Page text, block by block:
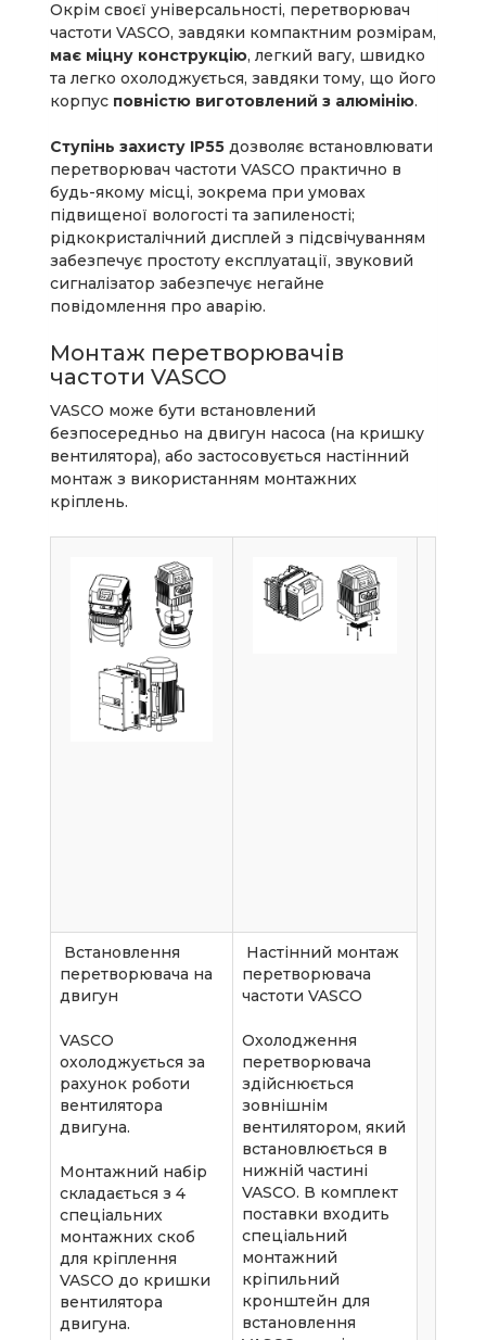
Окрім своєї універсальності, перетворювач
частоти VASCO, завдяки компактним розмірам,
має міцну конструкцію, легкий вагу, швидко
та легко охолоджується, завдяки тому, що його
корпус повністю виготовлений з алюмінію.
Ступінь захисту IP55 дозволяє встановлювати
перетворювач частоти VASCO практично в
будь-якому місці, зокрема при умовах
підвищеної вологості та запиленості;
рідкокристалічний дисплей з підсвічуванням
забезпечує простоту експлуатації, звуковий
сигналізатор забезпечує негайне
повідомлення про аварію.
Монтаж перетворювачів
частоти VASCO
VASCO може бути встановлений
безпосередньо на двигун насоса (на кришку
вентилятора), або застосовується настінний
монтаж з використанням монтажних
кріплень.
Встановлення
перетворювача на
двигун
VASCO
охолоджується за
рахунок роботи
вентилятора
двигуна.
Монтажний набір
складається з 4
спеціальних
монтажних скоб
для кріплення
VASCO до кришки
вентилятора
двигуна.
Настінний монтаж
перетворювача
частоти VASCO
Охолодження
перетворювача
здійснюється
зовнішнім
вентилятором, який
встановлюється в
нижній частині
VASCO. В комплект
поставки входить
спеціальний
монтажний
кріпильний
кронштейн для
встановлення